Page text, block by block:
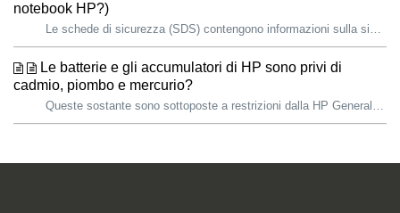
notebook HP?)
Le schede di sicurezza (SDS) contengono informazioni sulla sicurezza dei materiali, come proprietà fisiche, chimiche e tossicologiche, informazioni normativ...
Le batterie e gli accumulatori di HP sono privi di
cadmio, piombo e mercurio?
Queste sostante sono sottoposte a restrizioni dalla HP General Specification for the Environment (GSE). HP comunica le restrizioni sui materiali ai suoi...